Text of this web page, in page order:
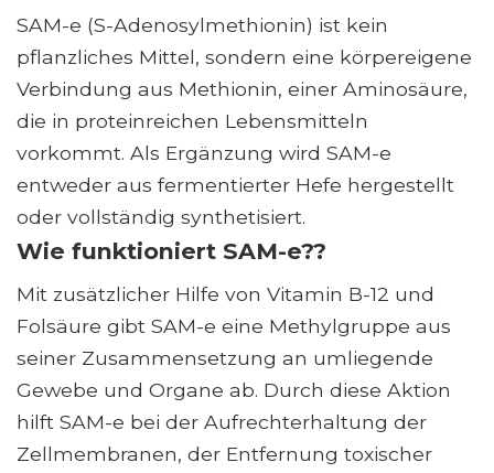
SAM-e (S-Adenosylmethionin) ist kein
pflanzliches Mittel, sondern eine körpereigene
Verbindung aus Methionin, einer Aminosäure,
die in proteinreichen Lebensmitteln
vorkommt. Als Ergänzung wird SAM-e
entweder aus fermentierter Hefe hergestellt
oder vollständig synthetisiert.
Wie funktioniert SAM-e??
Mit zusätzlicher Hilfe von Vitamin B-12 und
Folsäure gibt SAM-e eine Methylgruppe aus
seiner Zusammensetzung an umliegende
Gewebe und Organe ab. Durch diese Aktion
hilft SAM-e bei der Aufrechterhaltung der
Zellmembranen, der Entfernung toxischer